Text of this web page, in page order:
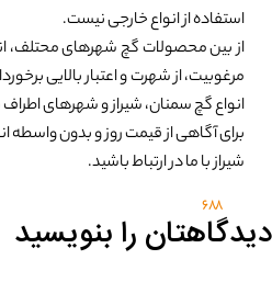
استفاده از انواع خارجی نیست.
از بین محصولات گچ شهرهای محتلف،
مرغوبیت، از شهرت و اعتبار بالایی
انواع گچ سمنان، شیراز و شهرهای
برای آگاهی از قیمت روز و بدون واسطه
شیراز با ما در ارتباط باشید.
688
دیدگاهتان را بنویسید